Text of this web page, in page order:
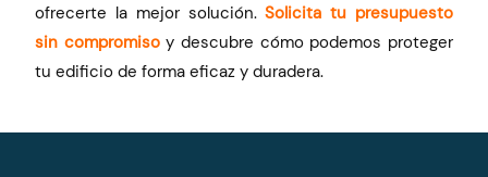
ofrecerte la mejor solución.Solicita tu presupuesto
sin compromiso y descubre cómo podemos proteger
tu edificio de forma eficaz y duradera.